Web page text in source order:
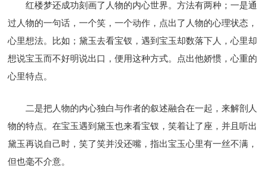
红楼梦还成功刻画了人物的内心世界。方法有两种；一是通
过人物的一句话，一个笑，一个动作，点出了人物的心理状态，
心里想法。比如；黛玉去看宝钗，遇到宝玉却数落下人，心里却
想说宝玉而不好明说出口，便用这种方式。点出他娇惯，心重的
心里特点。
二是把人物的内心独白与作者的叙述融合在一起，来解剖人
物的特点。在宝玉遇到黛玉也来看宝钗，笑着让了座，并且听出
黛玉再说自己时，笑了笑并没还嘴，指出宝玉心里有一丝不满，
但也毫不介意。